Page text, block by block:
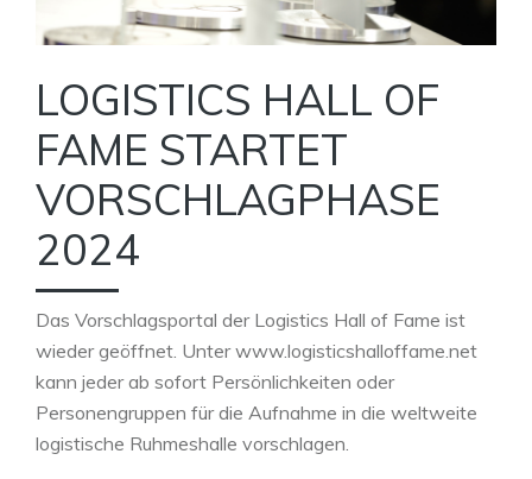
LOGISTICS HALL OF
FAME STARTET
VORSCHLAGPHASE
2024
Das Vorschlagsportal der Logistics Hall of Fame ist
wieder geöffnet. Unter www.logisticshalloffame.net
kann jeder ab sofort Persönlichkeiten oder
Personengruppen für die Aufnahme in die weltweite
logistische Ruhmeshalle vorschlagen.